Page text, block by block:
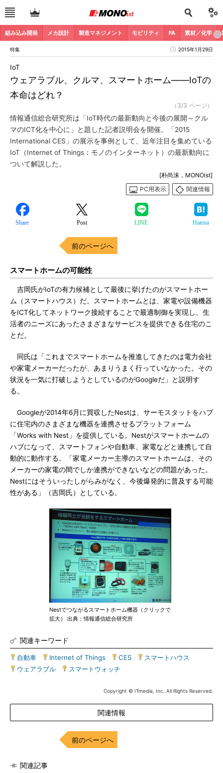
組み込み開発 メカ設計 製造マネジメント モビリティ FA 素材／化学
特集 2015年1月29日
ウェアラブル、クルマ、スマートホーム――IoTの
本命はどれ？
IoT
（3/3 ページ）
情報通信総合研究所は「IoT時代の最新動向と今後の展開～クル
マのICT化を中心に」と題した記者説明会を開催。「2015
International CES」の展示を事例として、近年注目を集めている
IoT（Internet of Things：モノのインターネット）の最新動向に
ついて解説した。
[朴尚洙，MONOist]
PC用表示
関連情報
Share Post LINE Hatena
前のページへ
スマートホームの可能性
吉岡氏がIoTの有力候補として最後に挙げたのがスマートホー
ム（スマートハウス）だ。スマートホームとは、家電や設備機器
をICT化してネットワーク接続することで最適制御を実現し、生
活者のニーズにあったさまざまなサービスを提供できる住宅のこ
とだ。
同氏は「これまでスマートホームを推進してきたのは電力会社
や家電メーカーだったが、あまりうまく行っていなかった。その
状況を一気に打破しようとしているのがGoogleだ」と説明す
る。
Googleが2014年6月に買収したNestは、サーモスタットをハブ
に住宅内のさまざまな機器を連携させるプラットフォーム
「Works with Nest」を提供している。Nestがスマートホームの
ハブになって、スマートフォンや自動車、家電などと連携して自
動的に動作する。「家電メーカー主導のスマートホームは、その
メーカーの家電の間でしか連携ができないなどの問題があった。
Nestにはそういったしがらみがなく、今後爆発的に普及する可能
性がある」（吉岡氏）としている。
Nestでつながるスマートホーム機器（クリックで
拡大） 出典：情報通信総合研究所
関連キーワード
自動車 Internet of Things CES スマートハウス
ウェアラブル
スマートウォッチ
Copyright © ITmedia, Inc. All Rights Reserved.
関連情報
前のページへ
関連記事